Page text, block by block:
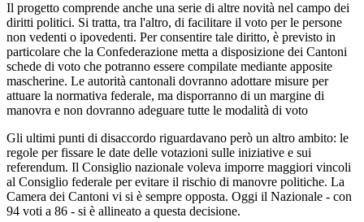
Il progetto comprende anche una serie di altre novità nel campo dei
diritti politici. Si tratta, tra l'altro, di facilitare il voto per le persone
non vedenti o ipovedenti. Per consentire tale diritto, è previsto in
particolare che la Confederazione metta a disposizione dei Cantoni
schede di voto che potranno essere compilate mediante apposite
mascherine. Le autorità cantonali dovranno adottare misure per
attuare la normativa federale, ma disporranno di un margine di
manovra e non dovranno adeguare tutte le modalità di voto
Gli ultimi punti di disaccordo riguardavano però un altro ambito: le
regole per fissare le date delle votazioni sulle iniziative e sui
referendum. Il Consiglio nazionale voleva imporre maggiori vincoli
al Consiglio federale per evitare il rischio di manovre politiche. La
Camera dei Cantoni vi si è sempre opposta. Oggi il Nazionale - con
94 voti a 86 - si è allineato a questa decisione.